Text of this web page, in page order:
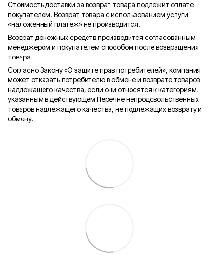
Стоимость доставки за возврат товара подлежит оплате
покупателем. Возврат товара с использованием услуги
«наложенный платеж» не производится.
Возврат денежных средств производится согласованным
менеджером и покупателем способом после возвращения
товара.
Согласно Закону «О защите прав потребителей», компания
может отказать потребителю в обмене и возврате товаров
надлежащего качества, если они относятся к категориям,
указанным в действующем Перечне непродовольственных
товаров надлежащего качества, не подлежащих возврату и
обмену.